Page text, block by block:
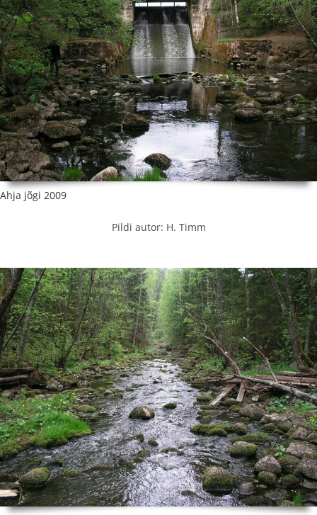
Ahja jõgi 2009
Pildi autor: H. Timm